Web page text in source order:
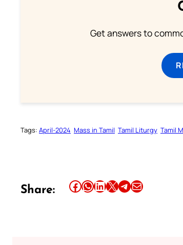
Get answers to
Tags: April-2024 Mass in Tamil Tamil Liturgy Tamil
Share: Share this article on Facebook Share this article on WhatsApp Share this article on LinkedIn Share this article on X Share this article on TelegramEmail this Article